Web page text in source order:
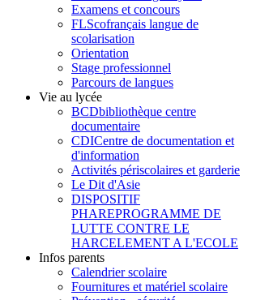
Examens et concours
FLScofrançais langue de
scolarisation
Orientation
Stage professionnel
Parcours de langues
Vie au lycée
BCDbibliothèque centre
documentaire
CDICentre de documentation et
d'information
Activités périscolaires et garderie
Le Dit d'Asie
DISPOSITIF
PHAREPROGRAMME DE
LUTTE CONTRE LE
HARCELEMENT A L'ECOLE
Infos parents
Calendrier scolaire
Fournitures et matériel scolaire